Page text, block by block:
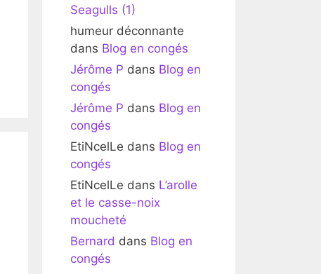
Seagulls (1)
humeur déconnante
dans Blog en congés
Jérôme P dans Blog en
congés
Jérôme P dans Blog en
congés
EtiNcelLe dans Blog en
congés
EtiNcelLe dans L’arolle
et le casse-noix
moucheté
Bernard dans Blog en
congés